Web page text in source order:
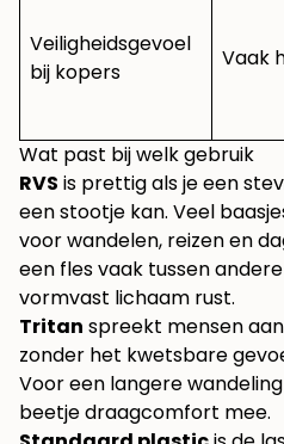
Veiligheidsgevoel
bij kopers
Vaak
Wat past bij welk gebruik
RVS is prettig als je een
een stootje kan. Veel
voor wandelen, reizen en
een fles vaak tussen
vormvast lichaam rust.
Tritan spreekt mensen
zonder het kwetsbare
Voor een langere
beetje draagcomfort mee.